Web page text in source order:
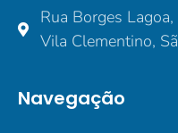
Rua Borges
Vila Clementino,
Navegação